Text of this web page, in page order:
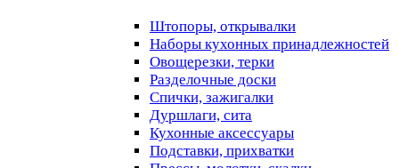
Штопоры, открывалки
Наборы кухонных принадлежностей
Овощерезки, терки
Разделочные доски
Спички, зажигалки
Дуршлаги, сита
Кухонные аксессуары
Подставки, прихватки